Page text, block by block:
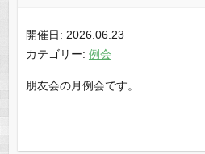
開催日: 2026.06.23
カテゴリー: 例会
朋友会の月例会です。